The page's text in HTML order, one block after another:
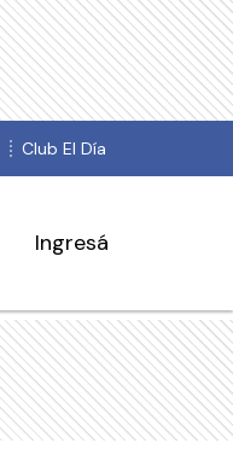
Club El Día
Ingresá